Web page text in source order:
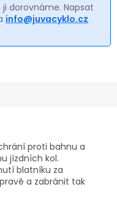
dorovnáme. Napsat
info@juvacyklo.cz
proti bahnu a
jízdních kol.
blatníku za
a zabránit tak